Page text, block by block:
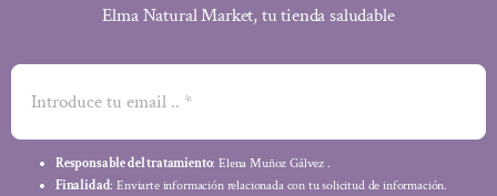
Elma Natural Market, tu tienda saludable
Responsable del tratamiento: Elena Muñoz Gálvez .
Finalidad: Enviarte información relacionada con tu solicitud de información.